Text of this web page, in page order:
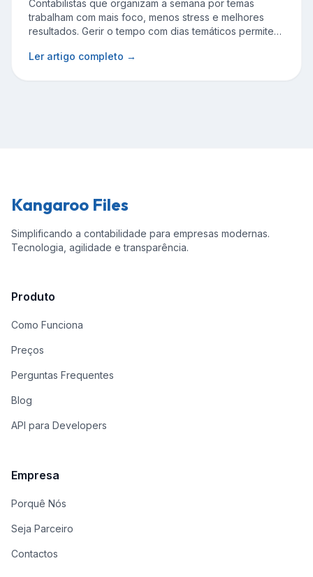
Contabilistas que organizam a semana por temas
trabalham com mais foco, menos stress e melhores
resultados. Gerir o tempo com dias temáticos permite
gabinete e ganhar espaço para o que realmente faz a
Ler artigo completo →
Kangaroo Files
Simplificando a contabilidade para empresas modernas.
Tecnologia, agilidade e transparência.
Produto
Como Funciona
Preços
Perguntas Frequentes
Blog
API para Developers
Empresa
Porquê Nós
Seja Parceiro
Contactos